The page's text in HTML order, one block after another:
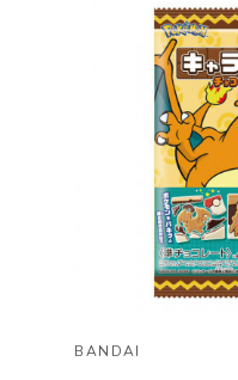
BANDAI